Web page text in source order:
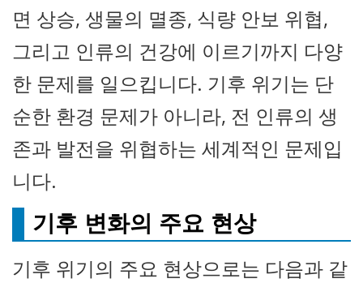
면 상승, 생물의 멸종, 식량 안보 위협,
그리고 인류의 건강에 이르기까지 다양
한 문제를 일으킵니다. 기후 위기는 단
순한 환경 문제가 아니라, 전 인류의 생
존과 발전을 위협하는 세계적인 문제입
니다.
기후 변화의 주요 현상
기후 위기의 주요 현상으로는 다음과 같